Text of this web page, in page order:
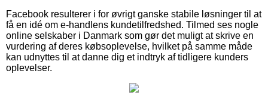
Facebook resulterer i for øvrigt ganske stabile løsninger til at
få en idé om e-handlens kundetilfredshed. Tilmed ses nogle
online selskaber i Danmark som gør det muligt at skrive en
vurdering af deres købsoplevelse, hvilket på samme måde
kan udnyttes til at danne dig et indtryk af tidligere kunders
oplevelser.